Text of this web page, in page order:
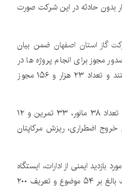
و ۷۹۷ هزار نفر ساعت کار بدون حادثه در این شرکت صورت
گاز استان اصفهان ضمن بیان
مجوز برای انجام پروژه ها در
صدد کاهش خطرات ناشی از فعالیت‌های عملیاتی هستند و تعداد ۲۳ هزار و ۱۵۶ مجوز
وی تصریح کرد: به منظور آمادگی در مقابله با بحران ها، تعداد ۳۸ مانور، ۳۳ تمرین و ۱۲
خروج اضطراری، ریزش مرکاپتان
محسنی اظهار داشت: در طی همین مدت نیز تعداد ۵۲۹ مورد بازدید ایمنی از ادارات، ایستگاه
ها و واحدهای ستادی و جلسات تجزیه و تحلیل حوادث بالغ بر ۵۴ موضوع و تعریف ۲۰۰